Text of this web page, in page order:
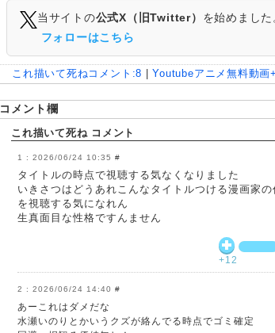
当サイトの公式X（旧Twitter） を始めました
フォローはこちら
これ描いて死ね コメント:8 |Youtubeアニメ無料動画
コメント欄
これ描いて死ね コメント
2026/06/24 10:35 #
タイトルの時点で視聴する気なくなりました
いきさつはどうあれこんなタイトルつける漫画家の
を視聴する気になれん
生真面目な性格ですんません
+12
2026/06/24 14:40 #
あーこれはダメだな
水瀬いのりとかいうクズが絡んでる時点でゴミ確定